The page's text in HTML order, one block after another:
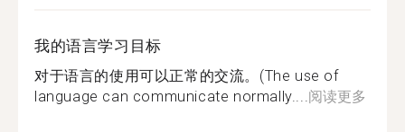
我的语言学习目标
对于语言的使用可以正常的交流。(The use of
language can communicate normally.... 阅读更多